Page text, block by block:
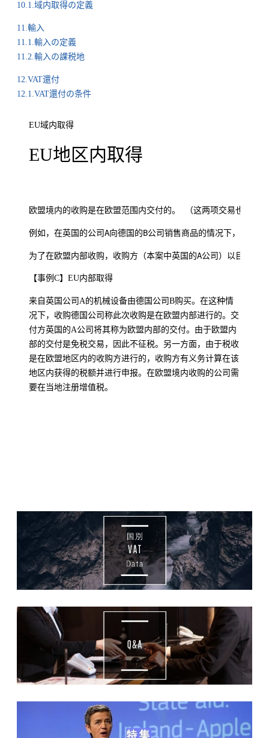
10.1.域内取得の定義
11.輸入
11.1.輸入の定義
11.2.輸入の課税地
12.VAT還付
12.1.VAT還付の条件
EU域内取得
EU地区内取得
欧盟境内的收购是在欧盟范围内交付的。 （这两项交易也称为
例如，在英国的公司A向德国的B公司销售商品的情况下，在英
为了在欧盟内部收购，收购方（本案中英国的A公司）以目的地
【事例C】EU内部取得
来自英国公司A的机械设备由德国公司B购买。在这种情
况下，收购德国公司称此次收购是在欧盟内部进行的。交
付方英国的A公司将其称为欧盟内部的交付。由于欧盟内
部的交付是免税交易，因此不征税。另一方面，由于税收
是在欧盟地区内的收购方进行的，收购方有义务计算在该
地区内获得的税额并进行申报。在欧盟境内收购的公司需
要在当地注册增值税。